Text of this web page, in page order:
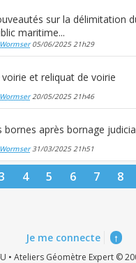
sur la délimitation
maritime...
05/06/202521h29
et reliquat de voirie
20/05/202521h46
bornes après bornage
31/03/202521h51
4 5 6 7 8
Je me connecte ↑
• Ateliers Géomètre Expert ©